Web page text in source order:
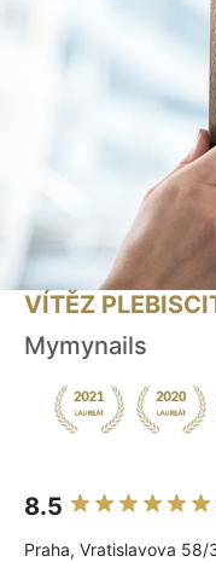
VÍTĚZ
Mymynails
8.5
Praha, Vratislavova 58/